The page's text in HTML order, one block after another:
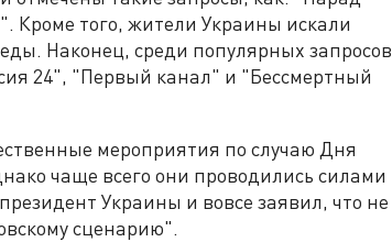
Кроме того, жители Украины искали
Наконец, среди популярных запросов
24", "Первый канал" и "Бессмертный
мероприятия по случаю Дня
чаще всего они проводились силами
Украины и вовсе заявил, что не
сценарию".